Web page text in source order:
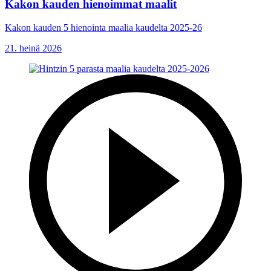
Kakon kauden hienoimmat maalit
Kakon kauden 5 hienointa maalia kaudelta 2025-26
21. heinä 2026